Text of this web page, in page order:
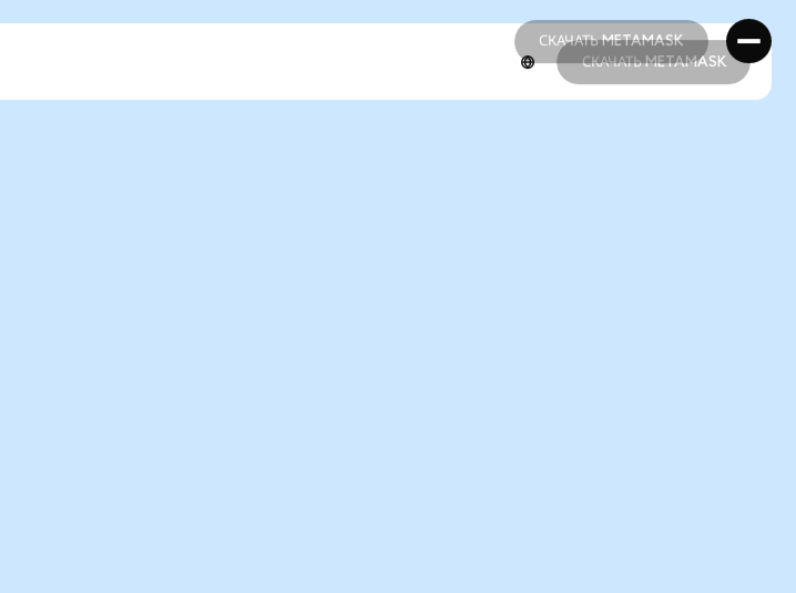
СКАЧАТЬ METAMASK
СКАЧАТЬ METAMASK
СКАЧАТЬ METAMASK